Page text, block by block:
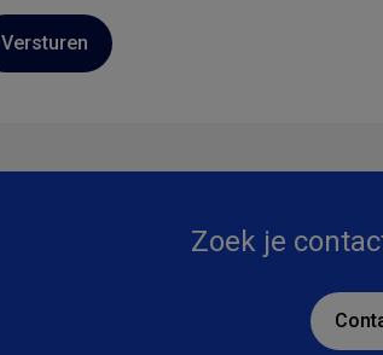
Versturen
Zoek je